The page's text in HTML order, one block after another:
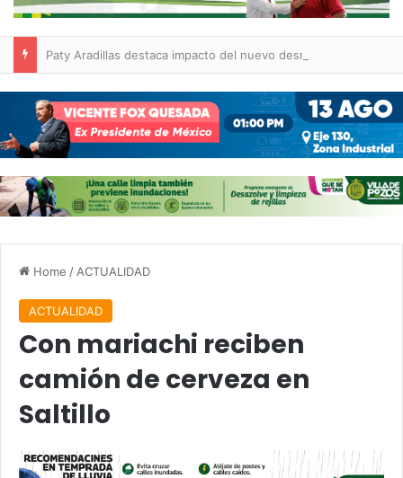
Home / ACTUALIDAD
ACTUALIDAD
Con mariachi reciben
camión de cerveza en
Saltillo